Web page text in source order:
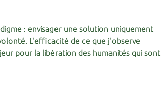
: envisager une solution uniquement
L'efficacité de ce que j'observe
pour la libération des humanités qui sont